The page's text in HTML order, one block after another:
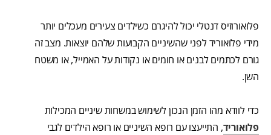
פלואורוזיס דנטלי יכול להיגרם כשילדים צעירים מעכלים יותר
מידי פלואוריד לפני שהשיניים הקבועות שלהם יוצאות. מצב זה
גורם לכתמים לבנים או חומים או נקודות על האמייל, או משטח
השן.
כדי לוודא מהו הזמן הנכון לשימוש במשחות שיניים המכילות
פלואוריד, התייעצו עם רופא השיניים או רופא הילדים לגבי